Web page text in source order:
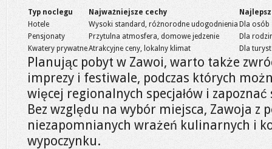
Typ noclegu Najważniejsze cechy
Hotele
Wysoki standard, różnorodne udogodnienia Dla
Pensjonaty
Przytulna atmosfera, domowe jedzenie
Dla
Kwatery prywatneAtrakcyjne ceny, lokalny klimat Dla
Planując pobyt w Zawoi, warto także
imprezy i festiwale, podczas których
więcej regionalnych specjałów i
Bez względu na wybór miejsca, Zawoja z
niezapomnianych wrażeń kulinarnych i
wypoczynku.